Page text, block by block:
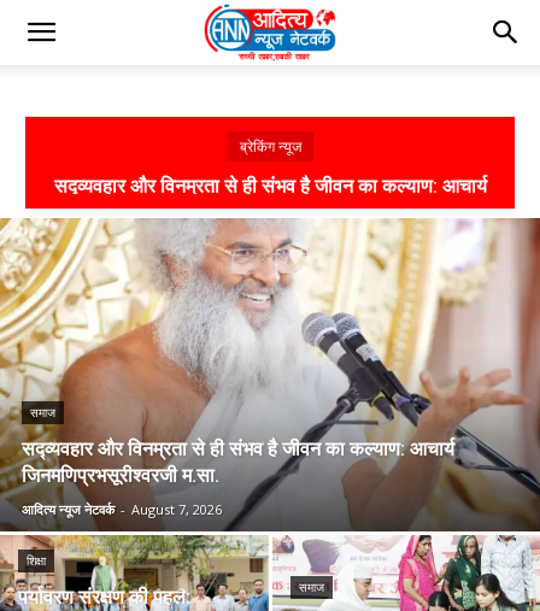
ब्रेकिंग न्यूज
सद्व्यवहार और विनम्रता से ही संभव है जीवन का कल्याण: आचार्य
जिनमणिप्रभसूरीश्वरजी म.सा.
समाज
सद्व्यवहार और विनम्रता से ही संभव है जीवन का कल्याण: आचार्य
जिनमणिप्रभसूरीश्वरजी म.सा.
आदित्य न्यूज नेटवर्क - August 7, 2026
शिक्षा
पर्यावरण संरक्षण की पहल:
समाज